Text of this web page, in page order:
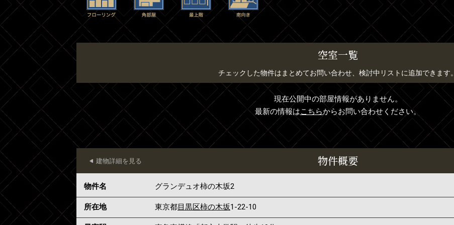
空室一覧
チェックした物件はまとめてお問い合わせ、検討中リストに追加できます。
現在公開中の部屋情報がありません。
最新の情報はこちらからお問い合わせください。
物件概要
建物詳細を見る
物件名 グランデュオ柿の木坂2
所在地 東京都目黒区柿の木坂1-22-10